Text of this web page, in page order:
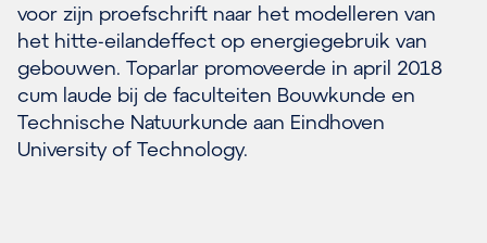
voor zijn proefschrift naar het modelleren van
het hitte-eilandeffect op energiegebruik van
gebouwen. Toparlar promoveerde in april 2018
cum laude bij de faculteiten Bouwkunde en
Technische Natuurkunde aan Eindhoven
University of Technology.